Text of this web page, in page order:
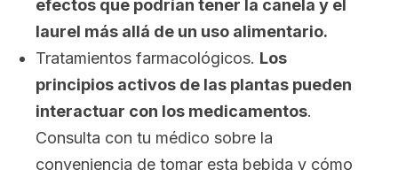
efectos que podrían tener la canela y el
laurel más allá de un uso alimentario.
Tratamientos farmacológicos. Los
principios activos de las plantas pueden
interactuar con los medicamentos.
Consulta con tu médico sobre la
conveniencia de tomar esta bebida y cómo